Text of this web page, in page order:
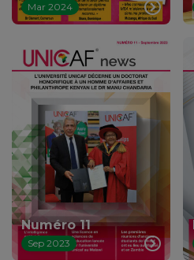
Mar 2024
Numéro 11
Sep 2023